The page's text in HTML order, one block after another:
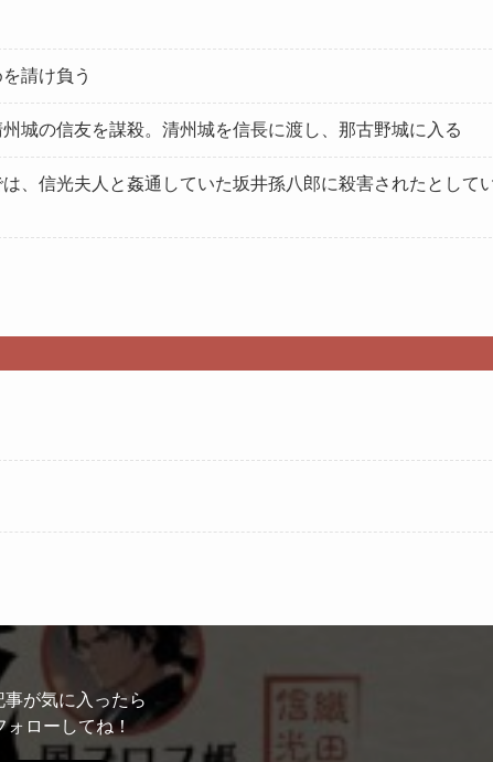
請け負う
城の信友を謀殺。清州城を信長に渡し、那古野城に入る
、信光夫人と姦通していた坂井孫八郎に殺害されたとして
事が気に入ったら
ォローしてね！